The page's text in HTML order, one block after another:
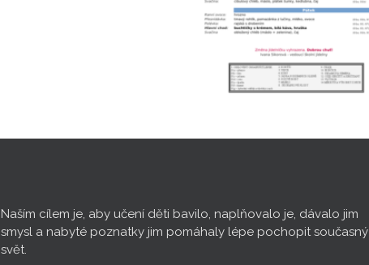
Naším cílem je, aby učení děti bavilo, naplňovalo je, dávalo jim
smysl a nabyté poznatky jim pomáhaly lépe pochopit současný
svět.